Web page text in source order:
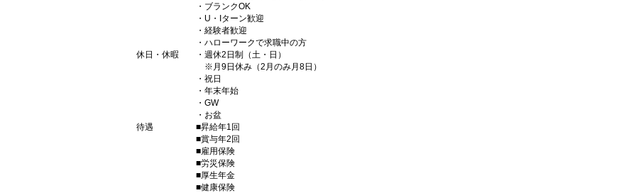
・ブランクOK
・U・Iターン歓迎
・経験者歓迎
・ハローワークで求職中の方
休日・休暇
・週休2日制（土・日）
※月9日休み（2月のみ月8日）
・祝日
・年末年始
・GW
・お盆
待遇
■昇給年1回
■賞与年2回
■雇用保険
■労災保険
■厚生年金
■健康保険